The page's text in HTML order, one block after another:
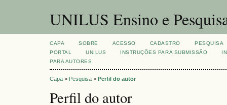
UNILUS Ensino e
CAPA SOBRE ACESSO CADASTRO
PESQUISA
PORTAL
UNILUS INSTRUÇÕES PARA SUBMISSÃO
PARA AUTORES
Capa > Pesquisa > Perfil do autor
Perfil do autor